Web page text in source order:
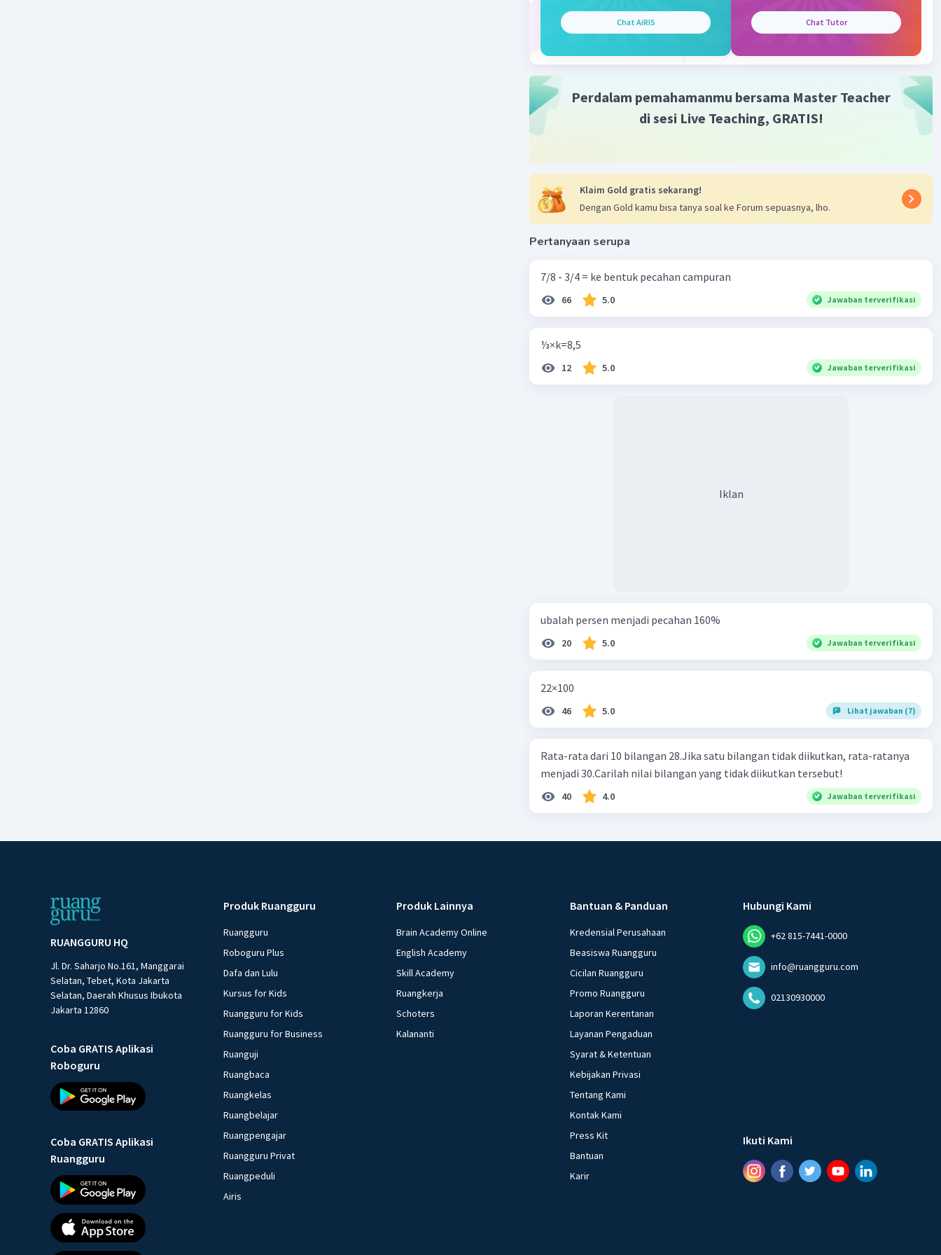
Beri Rating·0.0(0) Balas
Chat AiRIS Chat Tutor
Perdalam pemahamanmu bersama Master Teacher
di sesi Live Teaching, GRATIS!
Klaim Gold gratis sekarang!
Dengan Gold kamu bisa tanya soal ke Forum sepuasnya, lho.
Pertanyaan serupa
7/8 - 3/4 = ke bentuk pecahan campuran
66 5.0 Jawaban terverifikasi
⅓×k=8,5
12 5.0 Jawaban terverifikasi
Iklan
ubalah persen menjadi pecahan 160%
20 5.0 Jawaban terverifikasi
22×100
46 5.0 Lihat jawaban (7)
Rata-rata dari 10 bilangan 28.Jika satu bilangan tidak diikutkan, rata-ratanya
menjadi 30.Carilah nilai bilangan yang tidak diikutkan tersebut!
40 4.0 Jawaban terverifikasi
RUANGGURU HQ
Jl. Dr. Saharjo No.161, Manggarai
Selatan, Tebet, Kota Jakarta
Selatan, Daerah Khusus Ibukota
Jakarta 12860
Coba GRATIS Aplikasi
Roboguru
Coba GRATIS Aplikasi
Ruangguru
Produk Ruangguru
Ruangguru
Roboguru Plus
Dafa dan Lulu
Kursus for Kids
Ruangguru for Kids
Ruangguru for Business
Ruanguji
Ruangbaca
Ruangkelas
Ruangbelajar
Ruangpengajar
Ruangguru Privat
Ruangpeduli
Airis
Produk Lainnya
Brain Academy Online
English Academy
Skill Academy
Ruangkerja
Schoters
Kalananti
Bantuan & Panduan
Kredensial Perusahaan
Beasiswa Ruangguru
Cicilan Ruangguru
Promo Ruangguru
Laporan Kerentanan
Layanan Pengaduan
Syarat & Ketentuan
Kebijakan Privasi
Tentang Kami
Kontak Kami
Press Kit
Bantuan
Karir
Hubungi Kami
+62 815-7441-0000
info@ruangguru.com
02130930000
Ikuti Kami